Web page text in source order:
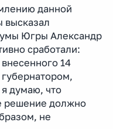
данной
высказал
Югры Александр
сработали:
14
думаю, что
решение должно
не